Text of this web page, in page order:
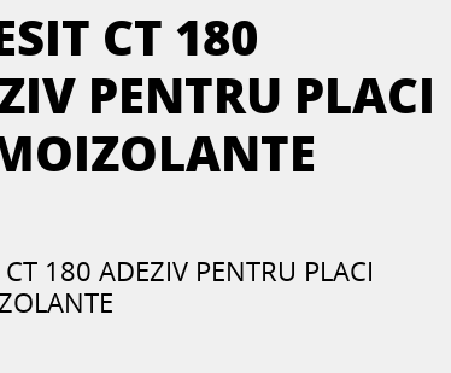
CT 180
PENTRU PLACI
CT 180 ADEZIV PENTRU PLACI